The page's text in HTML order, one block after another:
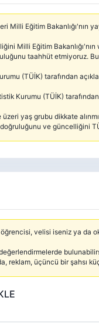
Milli Eğitim Bakanlığı'nın
Milli Eğitim
taahhüt etmiyoruz.
(TÜİK) tarafından
Kurumu (TÜİK)
yaş grubu dikkate
ve güncelliğini
velisi iseniz ya da
reklam, üçüncü bir şahsı